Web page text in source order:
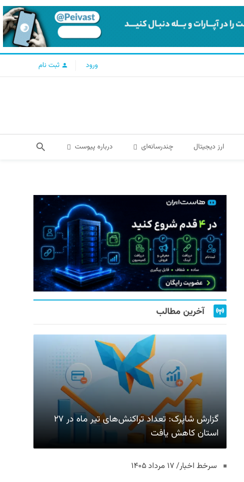
ورود ثبت نام
ارز دیجیتال چندرسانه‌ای درباره پیوست
آخرین مطالب
گزارش شاپرک: تعداد تراکنش‌های تیر ماه در ۲۷
استان‌ کاهش یافت
سرخط اخبار/ ۱۷ مرداد ۱۴۰۵